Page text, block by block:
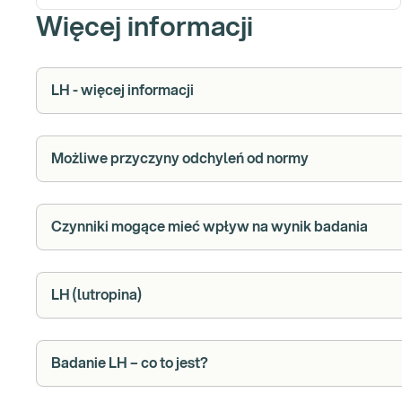
Więcej informacji
LH - więcej informacji
Możliwe przyczyny odchyleń od normy
Czynniki mogące mieć wpływ na wynik badania
LH (lutropina)
Badanie LH – co to jest?